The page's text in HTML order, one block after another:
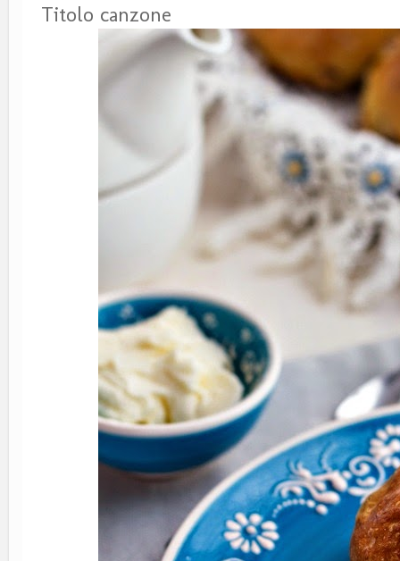
Titolo canzone